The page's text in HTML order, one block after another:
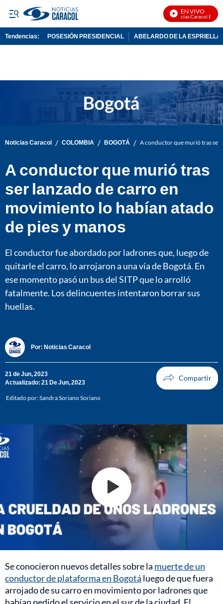
EN VIVO
Noticias Caracol En Vivo
Tendencias: POSESIÓN PRESIDENCIAL ABELARDO DE LA ESPRIELLA
Noticias Caracol / COLOMBIA / BOGOTÁ / A conductor que murió tras ser
A conductor que murió tras
ser lanzado de carro en
movimiento lo habían atado
de pies y manos
El conductor fue abordado por ladrones que, luego de
quitarle el carro, lo arrojaron a una vía de Bogotá. En
ese momento pasó un bus del SITP que lo arrolló
fatalmente. Los delincuentes intentaron borrar sus
huellas.
Por: Noticias Caracol
21 de Jun, 2023
Actualizado: 21 De Jun, 2023
Editado por:Sandra Soriano Soriano
Se conocieron nuevos detalles sobre la muerte de un
conductor de plataforma en Bogotá luego de que fuera
arrojado de su carro en movimiento por ladrones que
habían pedido el servicio en el sur de la ciudad. El